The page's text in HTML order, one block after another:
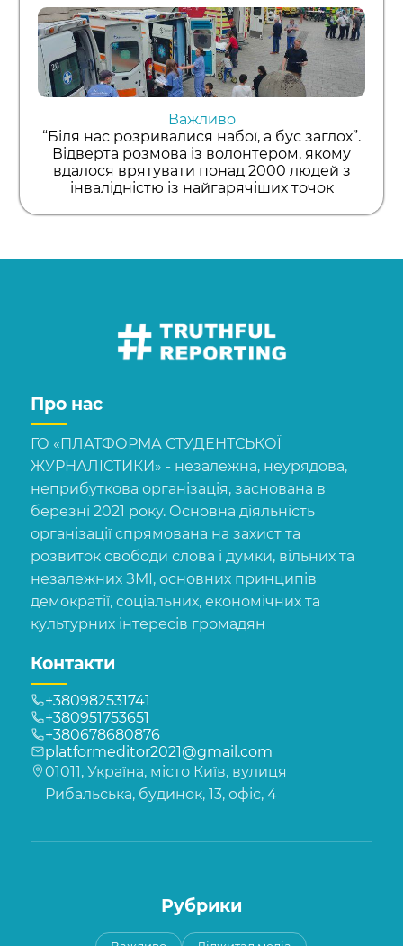
Важливо
“Біля нас розривалися набої, а бус заглох”.
Відверта розмова із волонтером, якому
вдалося врятувати понад 2000 людей з
інвалідністю із найгарячіших точок
Про нас
ГО «ПЛАТФОРМА СТУДЕНТСЬКОЇ
ЖУРНАЛІСТИКИ» - незалежна, неурядова,
неприбуткова організація, заснована в
березні 2021 року. Основна діяльність
організації спрямована на захист та
розвиток свободи слова і думки, вільних та
незалежних ЗМІ, основних принципів
демократії, соціальних, економічних та
культурних інтересів громадян
Контакти
+380982531741
+380951753651
+380678680876
platformeditor2021@gmail.com
01011, Україна, місто Київ, вулиця
Рибальська, будинок, 13, офіс, 4
Рубрики